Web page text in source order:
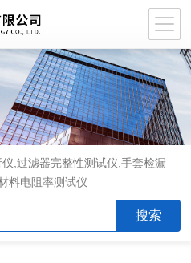
,过滤器完整性测试仪 ,手套检漏
料电阻率测试仪